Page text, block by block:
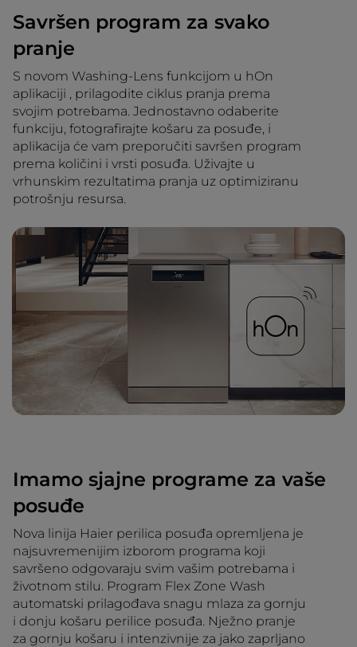
Savršen program za svako
pranje
S novom Washing-Lens funkcijom u hOn
aplikaciji , prilagodite ciklus pranja prema
svojim potrebama. Jednostavno odaberite
funkciju, fotografirajte košaru za posuđe, i
aplikacija će vam preporučiti savršen program
prema količini i vrsti posuđa. Uživajte u
vrhunskim rezultatima pranja uz optimiziranu
potrošnju resursa.
Imamo sjajne programe za vaše
posuđe
Nova linija Haier perilica posuđa opremljena je
najsuvremenijim izborom programa koji
savršeno odgovaraju svim vašim potrebama i
životnom stilu. Program Flex Zone Wash
automatski prilagođava snagu mlaza za gornju
i donju košaru perilice posuđa. Nježno pranje
za gornju košaru i intenzivnije za jako zaprljano